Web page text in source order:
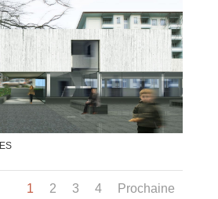
1 2 3 4 Prochaine